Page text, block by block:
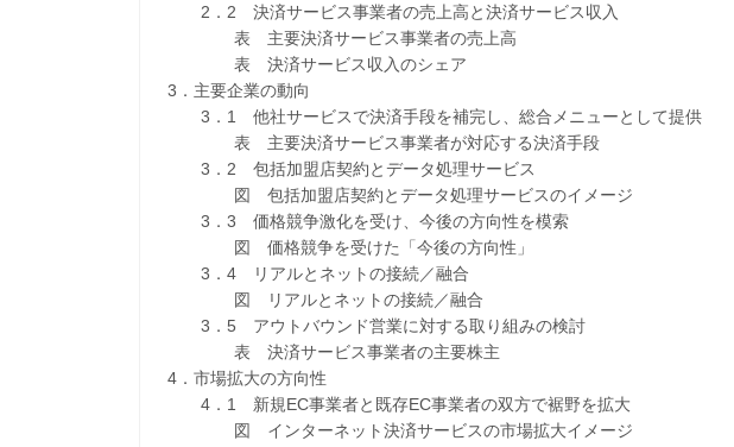
2．2 決済サービス事業者の売上高と決済サービス収入
表 主要決済サービス事業者の売上高
表 決済サービス収入のシェア
3．主要企業の動向
3．1 他社サービスで決済手段を補完し、総合メニューとして提供
表 主要決済サービス事業者が対応する決済手段
3．2 包括加盟店契約とデータ処理サービス
図 包括加盟店契約とデータ処理サービスのイメージ
3．3 価格競争激化を受け、今後の方向性を模索
図 価格競争を受けた「今後の方向性」
3．4 リアルとネットの接続／融合
図 リアルとネットの接続／融合
3．5 アウトバウンド営業に対する取り組みの検討
表 決済サービス事業者の主要株主
4．市場拡大の方向性
4．1 新規EC事業者と既存EC事業者の双方で裾野を拡大
図 インターネット決済サービスの市場拡大イメージ